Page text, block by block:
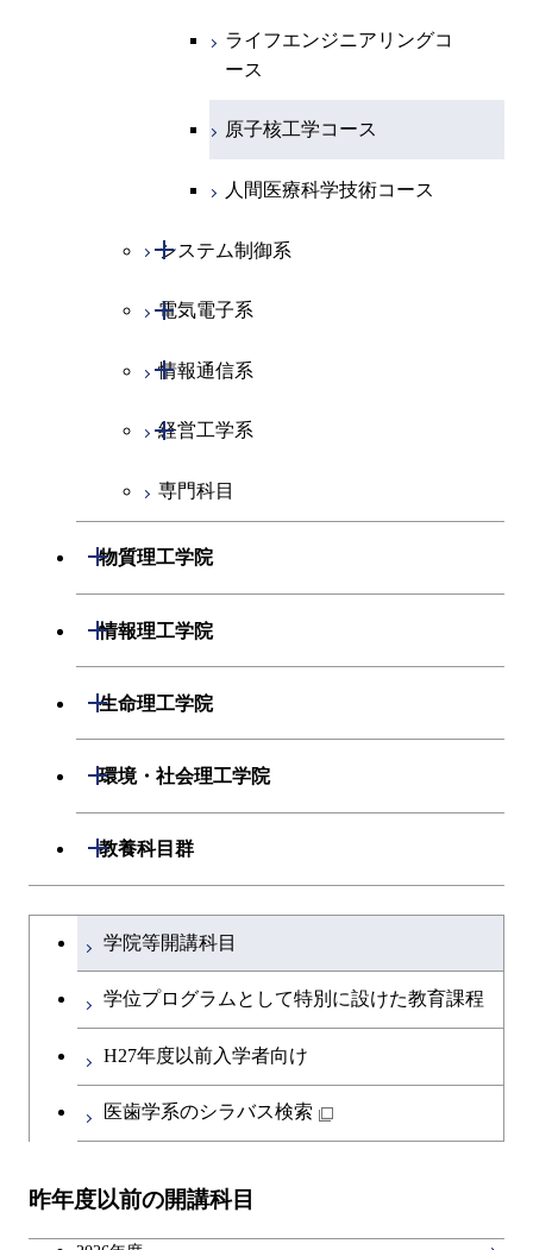
ライフエンジニアリングコ
ース
原子核工学コース
人間医療科学技術コース
システム制御系
開閉
システム制御コース
エンジニアリングデザイン
電気電子系
開閉
電気電子コース
エネルギーコース
エネルギー・情報コース
情報通信系
開閉
情報通信コース
エンジニアリングデザイン
コース
人間医療科学技術コース
経営工学系
開閉
経営工学コース
専門科目
物質理工学院
開閉
材料系
開閉
エネルギーコース
原子核工学コース
人間医療科学技術コース
応用化学コース
ース
原子核工学コース
物質・情報卓越コース
専門科目
情報理工学院
開閉
数理・計算科学系
開閉
知能情報コース
情報工学コース
知能情報コース
エネルギー・情報コース
人間医療科学技術コース
物質・情報卓越コース
専門科目
生命理工学院
開閉
生命理工学系
開閉
ライフエンジニアリングコ
ース
物質・情報卓越コース
環境・社会理工学院
開閉
建築学系
開閉
コース
都市・環境学コース
コース
都市・環境学コース
開閉
エネルギーコース
エネルギー・情報コース
エンジニアリングデザイン
社会・人間科学コース
イノベーション科学系
イノベーション科学コース
人間医療科学技術コース
技術経営専門職学位課程
開閉
技術経営専門職学位課程
専門科目
教養科目群
開閉
文系教養科目
英語科目
第二外国語科目
キャリア科目
大学院課程を切り替える
学院等開講科目
学位プログラムとして特別に設けた教育課程
H27年度以前入学者向け
医歯学系のシラバス検索
昨年度以前の開講科目